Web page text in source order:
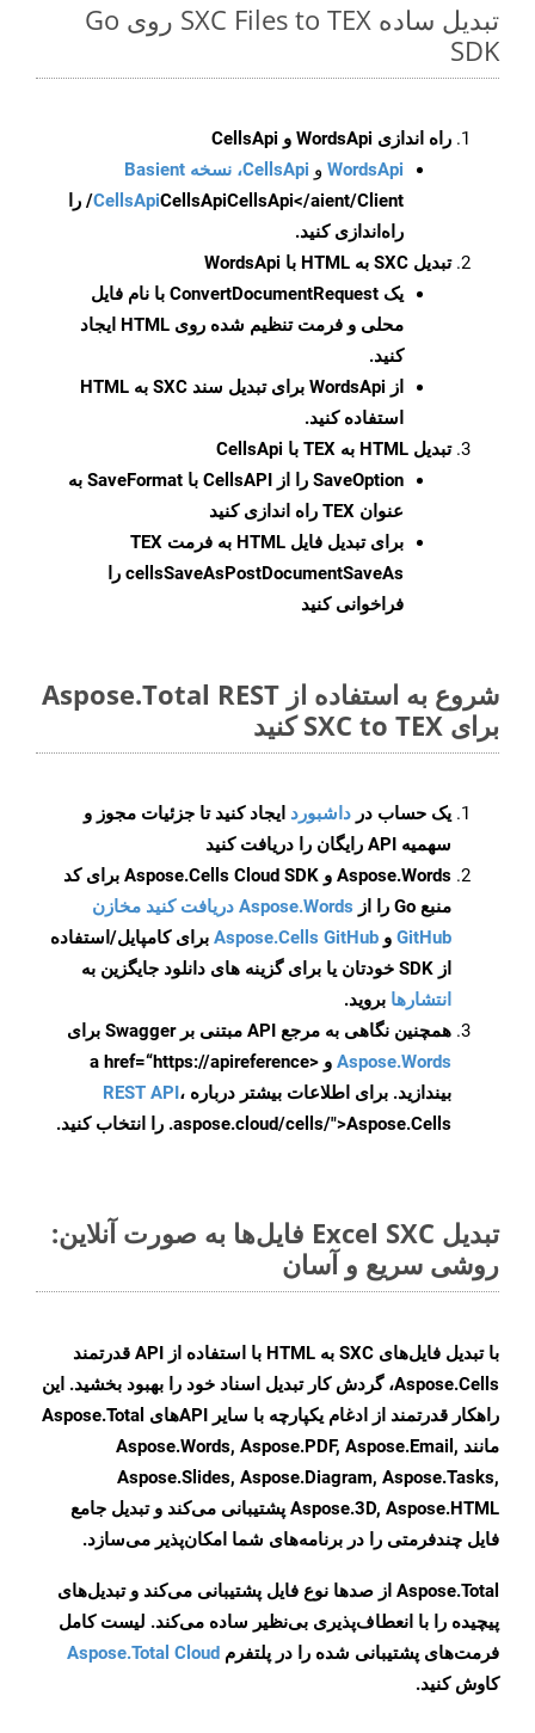
تبدیل ساده SXC Files to TEX روی Go
SDK
راه اندازی WordsApi و CellsApi
WordsApi و CellsApi، نسخه Basient
CellsApiCellsApi
CellsApi</aient/Client/ را
راه‌اندازی کنید.
تبدیل SXC به HTML با WordsApi
یک ConvertDocumentRequest با نام فایل
محلی و فرمت تنظیم شده روی HTML ایجاد
کنید.
از WordsApi برای تبدیل سند SXC به HTML
استفاده کنید.
تبدیل HTML به TEX با CellsApi
SaveOption
را از CellsAPI با SaveFormat به
عنوان TEX راه اندازی کنید
برای تبدیل فایل HTML به فرمت
TEX
cellsSaveAsPostDocumentSaveAs را
فراخوانی کنید
شروع به استفاده از Aspose.Total REST
برای SXC to TEX کنید
یک حساب در داشبورد ایجاد کنید تا جزئیات مجوز و
سهمیه API رایگان را دریافت کنید
Aspose.Words و Aspose.Cells Cloud SDK برای کد
منبع Go را از
Aspose.Words دریافت کنید مخازن
GitHub و Aspose.Cells GitHub برای کامپایل/استفاده
از SDK خودتان یا برای گزینه های دانلود جایگزین به
انتشارها بروید.
همچنین نگاهی به مرجع API مبتنی بر Swagger برای
Aspose.Words
و <a href=“https://apireference
بیندازید. برای اطلاعات بیشتر درباره REST API،
.aspose.cloud/cells/">Aspose.Cells را انتخاب کنید.
تبدیل Excel SXC فایل‌ها به صورت آنلاین:
روشی سریع و آسان
با تبدیل فایل‌های SXC به HTML با استفاده از API قدرتمند
Aspose.Cells، گردش کار تبدیل اسناد خود را بهبود بخشید. این
راهکار قدرتمند از ادغام یکپارچه با سایر APIهای Aspose.Total
مانند Aspose.Words, Aspose.PDF, Aspose.Email,
Aspose.Slides, Aspose.Diagram, Aspose.Tasks,
Aspose.3D, Aspose.HTML پشتیبانی می‌کند و تبدیل جامع
فایل چندفرمتی را در برنامه‌های شما امکان‌پذیر می‌سازد.
Aspose.Total از صدها نوع فایل پشتیبانی می‌کند و تبدیل‌های
پیچیده را با انعطاف‌پذیری بی‌نظیر ساده می‌کند. لیست کامل
فرمت‌های پشتیبانی شده را در پلتفرم Aspose.Total Cloud
کاوش کنید.